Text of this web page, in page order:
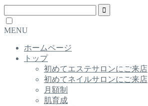
MENU
ホームページ
トップ
初めてエステサロンにご来店
初めてネイルサロンにご来店
月額制
肌育成